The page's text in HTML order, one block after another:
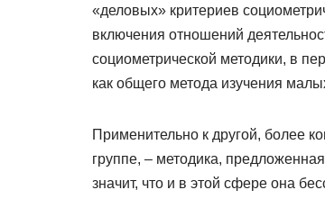
«деловых» критериев
включения отношений
социометрической методики, в
как общего метода изучения
Применительно к другой, более
группе, – методика,
значит, что и в этой сфере она